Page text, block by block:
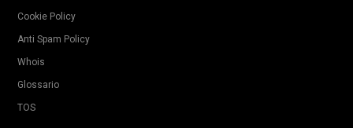
Cookie Policy
Anti Spam Policy
Whois
Glossario
TOS